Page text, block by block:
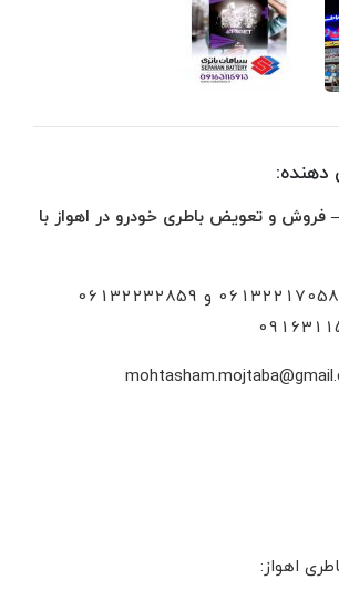
فروش و تعویض باطری خودرو در اهواز با
اهواز: